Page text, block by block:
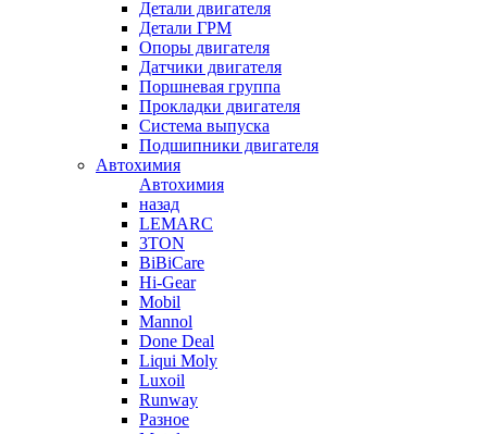
Детали двигателя
Детали ГРМ
Опоры двигателя
Датчики двигателя
Поршневая группа
Прокладки двигателя
Система выпуска
Подшипники двигателя
Автохимия
Автохимия
назад
LEMARC
3TON
BiBiCare
Hi-Gear
Mobil
Mannol
Done Deal
Liqui Moly
Luxoil
Runway
Разное